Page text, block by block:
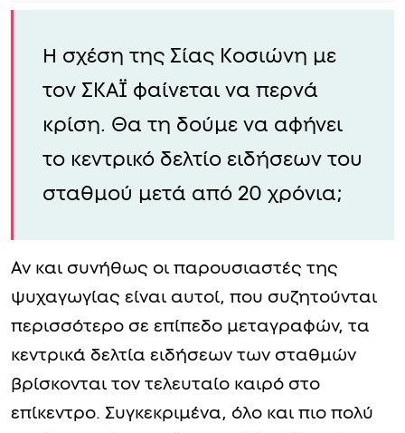
Η σχέση της Σίας Κοσιώνη με
τον ΣΚΑΪ φαίνεται να περνά
κρίση. Θα τη δούμε να αφήνει
το κεντρικό δελτίο ειδήσεων του
σταθμού μετά από 20 χρόνια;
Αν και συνήθως οι παρουσιαστές της
ψυχαγωγίας είναι αυτοί, που συζητούνται
περισσότερο σε επίπεδο μεταγραφών, τα
κεντρικά δελτία ειδήσεων των σταθμών
βρίσκονται τον τελευταίο καιρό στο
επίκεντρο. Συγκεκριμένα, όλο και πιο πολύ